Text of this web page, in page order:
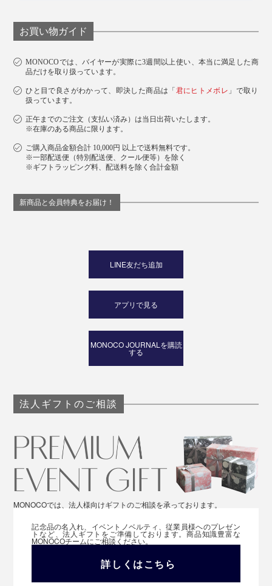
お買い物ガイド
MONOCOでは、バイヤーが実際に3週間以上使い、本当に満足した商
品だけを取り扱っています。
ひと目で良さがわかって、即決した商品は「君にヒトメボレ 」で取り
扱っています。
正午までのご注文（支払い済み）は当日出荷いたします。
※在庫のある商品に限ります。
ご購入商品金額合計 10,000円 以上で送料無料です。
※一部配送便（特別配送便、クール便等）を除く
※ギフトラッピング料、配送料を除く合計金額
新商品と会員特典をお届け！
LINE友だち追加
アプリで見る
MONOCO JOURNALを購読
する
法人ギフトのご相談
MONOCOでは、法人様向けギフトのご相談を承っております。
記念品の名入れ、イベントノベルティ、従業員様へのプレゼン
トなど、法人ギフトをご準備しております。商品知識豊富な
MONOCOチームにご相談ください。
詳しくはこちら